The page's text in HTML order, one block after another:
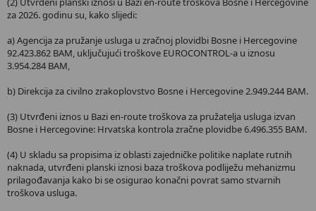
za 2026. godinu su, kako slijedi:
a) Agencija za pružanje usluga u zračnoj plovidbi Bosne i Hercegovine
92.423.862 BAM, uključujući troškove EUROCONTROL-a u iznosu
3.954.284 BAM,
b) Direkcija za civilno zrakoplovstvo Bosne i Hercegovine 2.949.244 BAM.
(3) Utvrđeni iznos u Bazi en-route troškova za pružatelja usluga izvan
Bosne i Hercegovine: Hrvatska kontrola zračne plovidbe 6.496.355 BAM.
(4) U skladu sa propisima iz oblasti zajedničke politike naplate rutnih
naknada, utvrđeni planski iznosi baza troškova podliježu mehanizmu
prilagođavanja kako bi se osigurao konačni povrat samo stvarnih
troškova usluga.